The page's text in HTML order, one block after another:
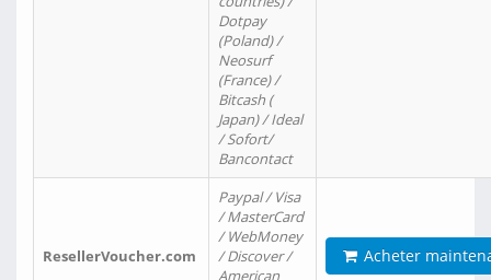
Dotpay
(Poland) /
Neosurf
(France) /
Bitcash (
Japan) / Ideal
/ Sofort/
Bancontact
ResellerVoucher.com
Paypal / Visa
/ MasterCard
/ WebMoney
/ Discover /
American
Acheter